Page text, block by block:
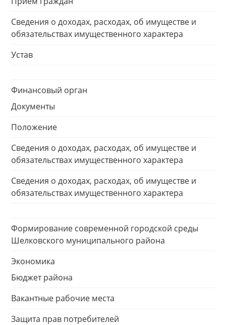
Сведения о доходах, расходах, об имуществе и
обязательствах имущественного характера
Устав
Финансовый орган
Документы
Положение
Сведения о доходах, расходах, об имуществе и
обязательствах имущественного характера
Сведения о доходах, расходах, об имуществе и
обязательствах имущественного характера
Формирование современной городской среды
Шелковского муниципального района
Экономика
Бюджет района
Вакантные рабочие места
Защита прав потребителей